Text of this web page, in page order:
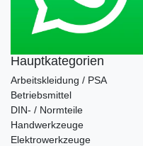
Hauptkategorien
Arbeitskleidung / PSA
Betriebsmittel
DIN- / Normteile
Handwerkzeuge
Elektrowerkzeuge